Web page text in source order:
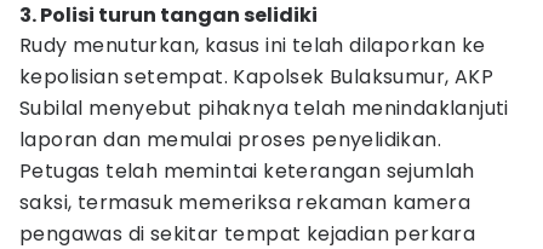
3. Polisi turun tangan selidiki
Rudy menuturkan, kasus ini telah dilaporkan ke
kepolisian setempat. Kapolsek Bulaksumur, AKP
Subilal menyebut pihaknya telah menindaklanjuti
laporan dan memulai proses penyelidikan.
Petugas telah memintai keterangan sejumlah
saksi, termasuk memeriksa rekaman kamera
pengawas di sekitar tempat kejadian perkara